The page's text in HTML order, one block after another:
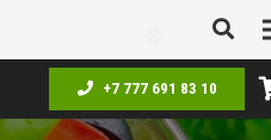
❅
+7 777 691 83 10